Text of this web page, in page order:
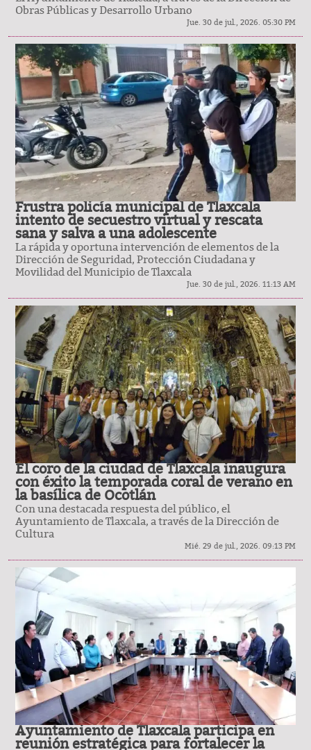
Obras Públicas y Desarrollo Urbano
Jue. 30 de jul., 2026. 05:30 PM
Frustra policía municipal de Tlaxcala
intento de secuestro virtual y rescata
sana y salva a una adolescente
La rápida y oportuna intervención de elementos de la
Dirección de Seguridad, Protección Ciudadana y
Movilidad del Municipio de Tlaxcala
Jue. 30 de jul., 2026. 11:13 AM
El coro de la ciudad de Tlaxcala inaugura
con éxito la temporada coral de verano en
la basílica de Ocotlán
Con una destacada respuesta del público, el
Ayuntamiento de Tlaxcala, a través de la Dirección de
Cultura
Mié. 29 de jul., 2026. 09:13 PM
Ayuntamiento de Tlaxcala participa en
reunión estratégica para fortalecer la